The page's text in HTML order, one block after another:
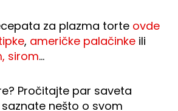
za plazma torte ovde
, američke palačinke ili
sirom…
Pročitajte par saveta
saznate nešto o svom